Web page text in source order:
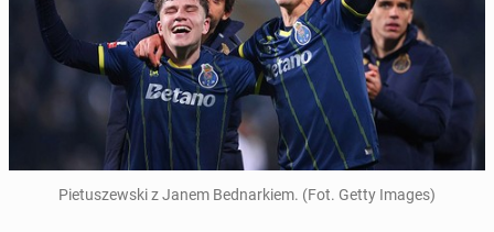
Pie­tu­szew­ski z Janem Bed­nar­kiem. (Fot. Getty Images)